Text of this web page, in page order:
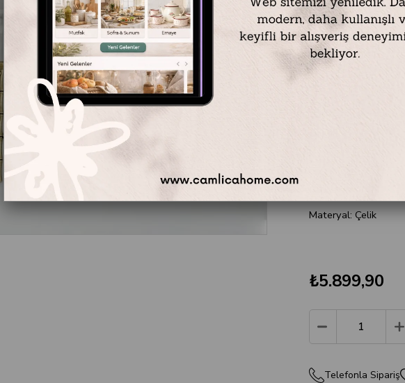
1 Adet Kevgir Kaşığı
1 Adet Servis Kaşığı
1 Adet Spatula –
1 Adet Pasta Bıçağı
1 Adet Pilav Servis
Materyal: Çelik
₺5.899,90
Telefonla Sipariş